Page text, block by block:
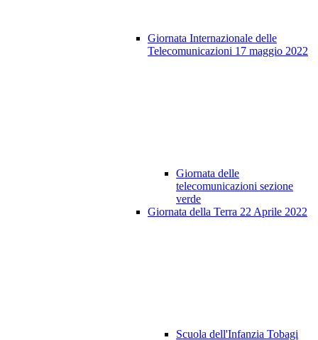
Giornata Internazionale delle
Telecomunicazioni 17 maggio 2022
Giornata delle
telecomunicazioni sezione
verde
Giornata della Terra 22 Aprile 2022
Scuola dell'Infanzia Tobagi